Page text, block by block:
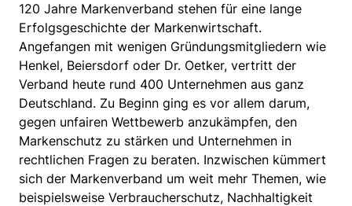
120 Jahre Markenverband stehen für eine lange
Erfolgsgeschichte der Markenwirtschaft.
Angefangen mit wenigen Gründungsmitgliedern wie
Henkel, Beiersdorf oder Dr. Oetker, vertritt der
Verband heute rund 400 Unternehmen aus ganz
Deutschland. Zu Beginn ging es vor allem darum,
gegen unfairen Wettbewerb anzukämpfen, den
Markenschutz zu stärken und Unternehmen in
rechtlichen Fragen zu beraten. Inzwischen kümmert
sich der Markenverband um weit mehr Themen, wie
beispielsweise Verbraucherschutz, Nachhaltigkeit